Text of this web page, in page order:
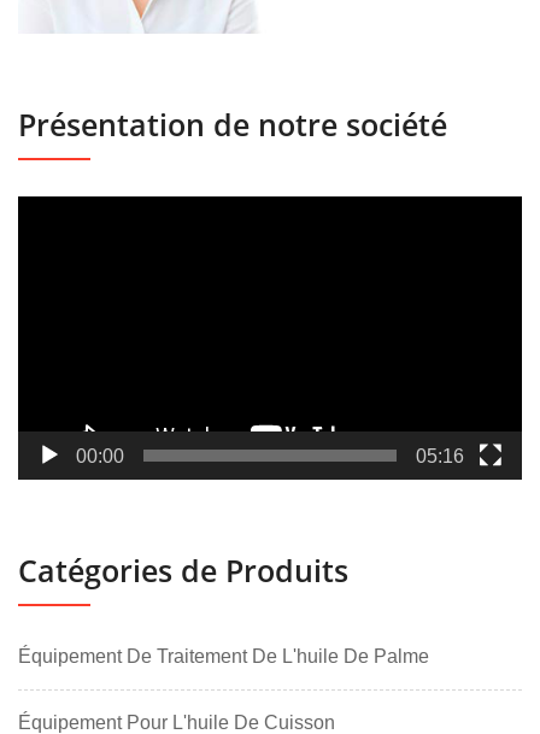
Présentation de notre société
00:00 05:16
Catégories de Produits
Équipement De Traitement De L'huile De Palme
Équipement Pour L'huile De Cuisson